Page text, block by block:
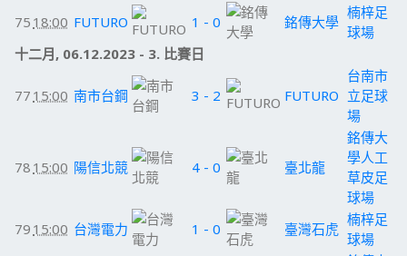
75 18:00 FUTURO 1 - 0 銘傳大學
楠梓足
球場
十二月, 06.12.2023 - 3. 比賽日
77 15:00 南市台鋼 3 - 2 FUTURO
台南市
立足球
場
78 15:00 陽信北競 4 - 0 臺北龍
銘傳大
學人工
草皮足
球場
79 15:00 台灣電力 1 - 0 臺灣石虎
楠梓足
球場